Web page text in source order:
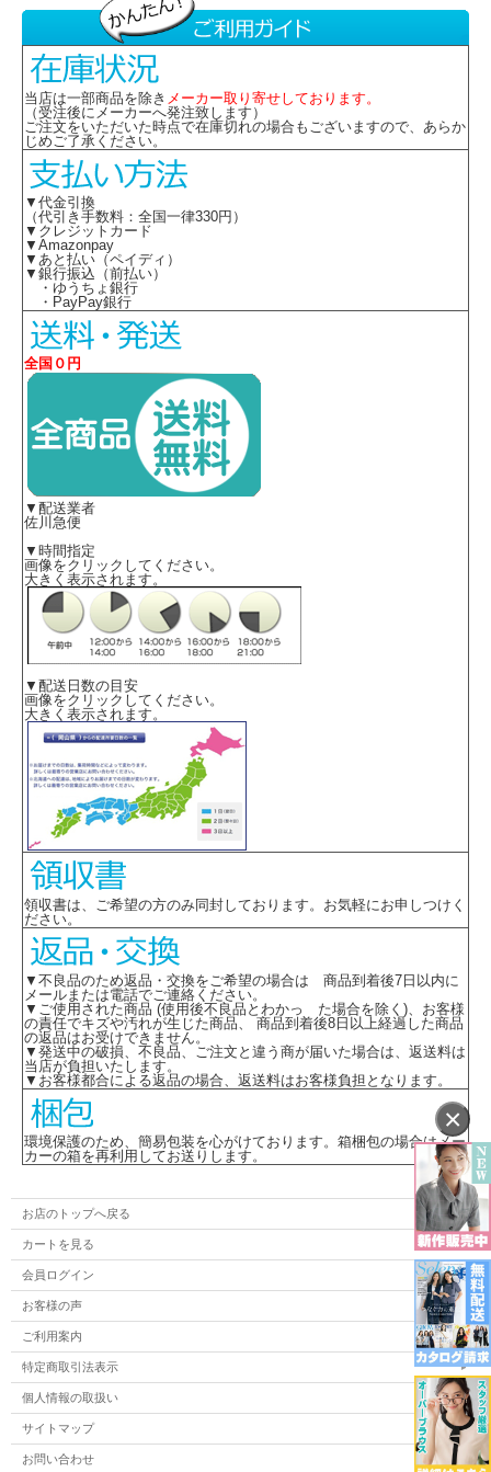
×
当店は一部商品を除き メーカー取り寄せしております。
（受注後にメーカーへ発注致します）
ご注文をいただいた時点で在庫切れの場合もございますので、あらか
じめご了承ください。
▼代金引換
（代引き手数料：全国一律330円）
▼クレジットカード
▼Amazonpay
▼あと払い（ペイディ）
▼銀行振込（前払い）
・ゆうちょ銀行
・PayPay銀行
全国０円
▼配送業者
佐川急便
▼時間指定
画像をクリックしてください。
大きく表示されます。
▼配送日数の目安
画像をクリックしてください。
大きく表示されます。
領収書は、ご希望の方のみ同封しております。お気軽にお申しつけく
ださい。
▼不良品のため返品・交換をご希望の場合は 商品到着後7日以内に
メールまたは電話でご連絡ください。
▼ご使用された商品 (使用後不良品とわかっ た場合を除く)、お客様
の責任でキズや汚れが生じた商品、 商品到着後8日以上経過した商品
の返品はお受けできません。
▼発送中の破損、不良品、ご注文と違う商が届いた場合は、返送料は
当店が負担いたします。
▼お客様都合による返品の場合、返送料はお客様負担となります。
環境保護のため、簡易包装を心がけております。箱梱包の場合はメー
カーの箱を再利用してお送りします。
お店のトップへ戻る
カートを見る
会員ログイン
お客様の声
ご利用案内
特定商取引法表示
個人情報の取扱い
サイトマップ
お問い合わせ